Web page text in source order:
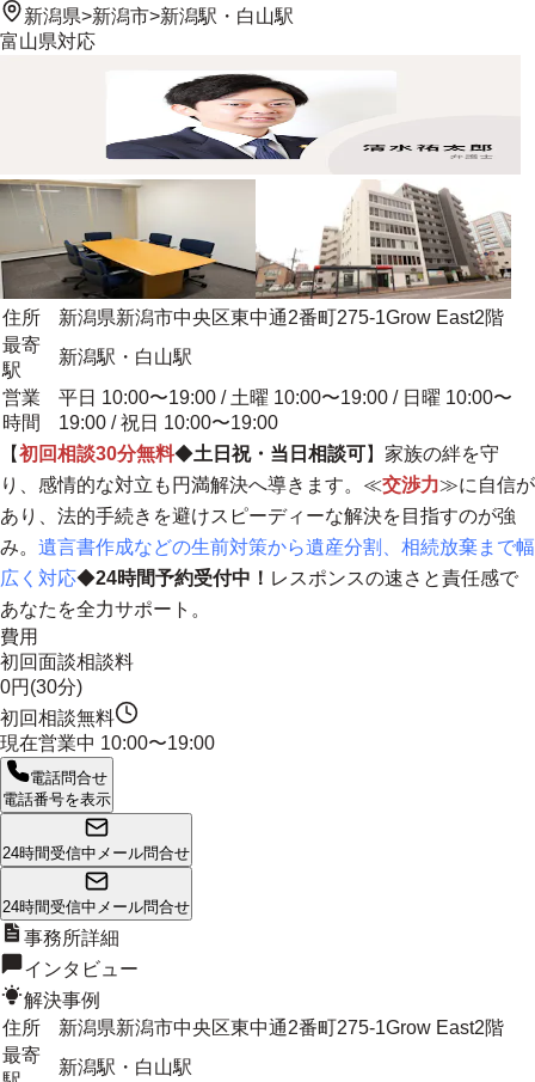
新潟県>新潟市>新潟駅・白山駅
富山県対応
住所
新潟県新潟市中央区東中通2番町275-1Grow East2階
最寄
駅
新潟駅・白山駅
営業
時間
平日 10:00〜19:00 / 土曜 10:00〜19:00 / 日曜 10:00〜
19:00 / 祝日 10:00〜19:00
【初回相談30分無料◆土日祝・当日相談可】家族の絆を守
り、感情的な対立も円満解決へ導きます。≪交渉力≫に自信が
あり、 法的手続きを避けスピーディーな解決を目指すのが強
み。 遺言書作成などの生前対策から遺産分割、相続放棄まで幅
広く対応◆24時間予約受付中！ レスポンスの速さと責任感で
あなたを全力サポート。
費用
初回面談相談料
0円(30分)
初回相談無料
現在営業中 10:00〜19:00
電話問合せ
電話番号を表示
24時間受信中 メール問合せ
24時間受信中 メール問合せ
事務所詳細
インタビュー
解決事例
住所
新潟県新潟市中央区東中通2番町275-1Grow East2階
最寄
新潟駅・白山駅